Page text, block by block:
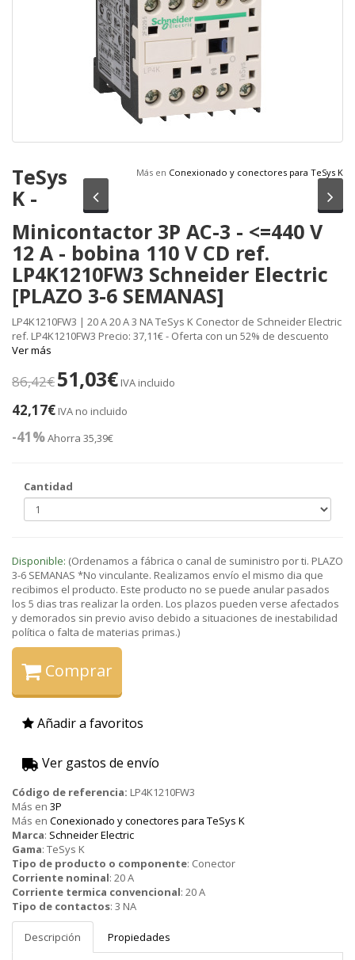
Más en Conexionado y conectores para TeSys K
Anterior
TeSys
K -
Minicontactor 3P AC-3 - <=440 V
12 A - bobina 110 V CD ref.
LP4K1210FW3 Schneider Electric
[PLAZO 3-6 SEMANAS]
LP4K1210FW3 | 20 A 20 A 3 NA TeSys K Conector de Schneider Electric
ref. LP4K1210FW3 Precio: 37,11€ - Oferta con un 52% de descuento
Ver más
86,42€51,03€ IVA incluido
42,17€ IVA no incluido
-41%Ahorra 35,39€
Cantidad
Disponible: (Ordenamos a fábrica o canal de suministro por ti. PLAZO
3-6 SEMANAS *No vinculante. Realizamos envío el mismo dia que
recibimos el producto. Este producto no se puede anular pasados
los 5 dias tras realizar la orden. Los plazos pueden verse afectados
y demorados sin previo aviso debido a situaciones de inestabilidad
política o falta de materias primas.)
Comprar
Añadir a favoritos
Ver gastos de envío
Código de referencia: LP4K1210FW3
Más en 3P
Más en Conexionado y conectores para TeSys K
Marca: Schneider Electric
Gama: TeSys K
Tipo de producto o componente: Conector
Corriente nominal: 20 A
Corriente termica convencional: 20 A
Tipo de contactos: 3 NA
Descripción Propiedades